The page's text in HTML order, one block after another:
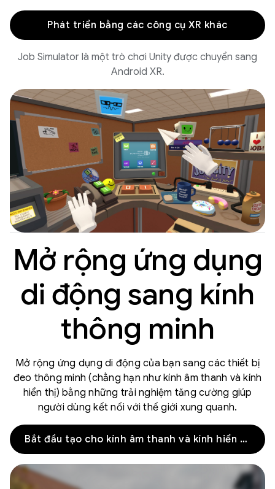
Phát triển bằng các công cụ XR khác
Job Simulator là một trò chơi Unity được chuyển sang
Android XR.
Mở rộng ứng dụng
di động sang kính
thông minh
Mở rộng ứng dụng di động của bạn sang các thiết bị
đeo thông minh (chẳng hạn như kính âm thanh và kính
hiển thị) bằng những trải nghiệm tăng cường giúp
người dùng kết nối với thế giới xung quanh.
Bắt đầu tạo cho kính âm thanh và kính hiển thị